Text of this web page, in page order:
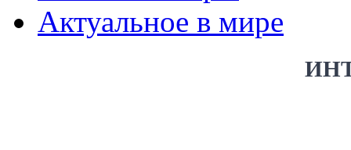
Актуальное в мире